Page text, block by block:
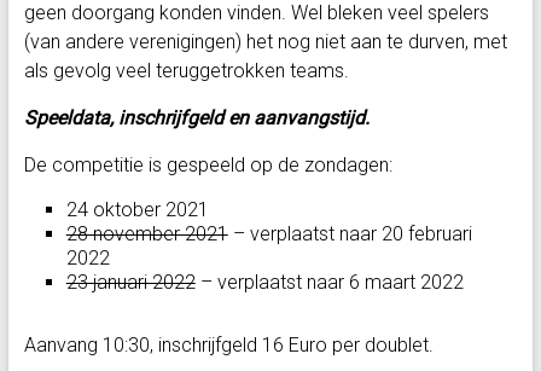
geen doorgang konden vinden. Wel bleken veel spelers
(van andere verenigingen) het nog niet aan te durven, met
als gevolg veel teruggetrokken teams.
Speeldata, inschrijfgeld en aanvangstijd.
De competitie is gespeeld op de zondagen:
24 oktober 2021
28 november 2021– verplaatst naar 20 februari
2022
23 januari 2022– verplaatst naar 6 maart 2022
Aanvang 10:30, inschrijfgeld 16 Euro per doublet.